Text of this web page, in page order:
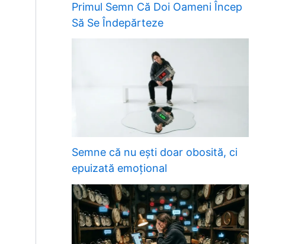
Primul Semn Că Doi Oameni Încep
Să Se Îndepărteze
Semne că nu ești doar obosită, ci
epuizată emoțional